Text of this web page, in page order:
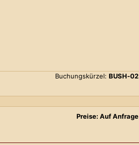
Buchungskürzel: BUSH-02
Preise: Auf Anfrage